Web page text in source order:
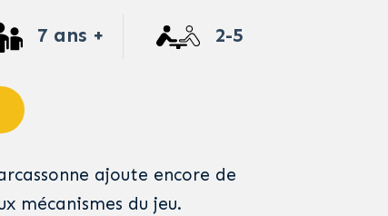
7 ans + 2-5
ajoute encore de
mécanismes du jeu.